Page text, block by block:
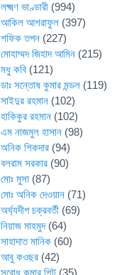
লক্ষ্মণ ভাণ্ডারী (994)
আকিল আশরাফুল (397)
শফিক তপন (227)
মোহাম্মদ জিহাদ আমিন (215)
মধু কবি (121)
ডাঃ সন্তোষ কুমার মন্ডল (119)
সাইদুর রহমান (102)
হাকিকুর রহমান (102)
এম নাজমুল হাসান (98)
অনিক শিকদার (94)
বলরাম সরকার (90)
মোঃ মুসা (87)
মোঃ অনিক দেওয়ান (71)
অর্ঘ্যদীপ চক্রবর্তী (69)
নিয়াজ মাহমুদ(64)
সাহাদাত মানিক (60)
আবু কওছর (42)
সুবোধ কুমার শিট (35)